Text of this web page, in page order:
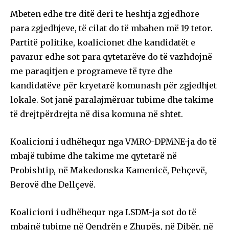
Mbeten edhe tre ditë deri te heshtja zgjedhore
para zgjedhjeve, të cilat do të mbahen më 19 tetor.
Partitë politike, koalicionet dhe kandidatët e
pavarur edhe sot para qytetarëve do të vazhdojnë
me paraqitjen e programeve të tyre dhe
kandidatëve për kryetarë komunash për zgjedhjet
lokale. Sot janë paralajmëruar tubime dhe takime
të drejtpërdrejta në disa komuna në shtet.
Koalicioni i udhëhequr nga VMRO-DPMNE-ja do të
mbajë tubime dhe takime me qytetarë në
Probishtip, në Makedonska Kamenicë, Pehçevë,
Berovë dhe Dellçevë.
Koalicioni i udhëhequr nga LSDM-ja sot do të
mbajnë tubime në Qendrën e Zhupës, në Dibër, në